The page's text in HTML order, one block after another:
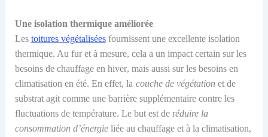
Une isolation thermique améliorée
Les toitures végétaliséesfournissent une excellente isolation
thermique. Au fur et à mesure, cela a un impact certain sur les
besoins de chauffage en hiver, mais aussi sur les besoins en
climatisation en été. En effet, la couche de végétation et de
substrat agit comme une barrière supplémentaire contre les
fluctuations de température. Le but est de réduire la
consommation d’énergieliée au chauffage et à la climatisation,